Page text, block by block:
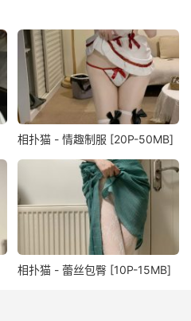
相扑猫 - 情趣制服 [20P-50MB]
相扑猫 - 蕾丝包臀 [10P-15MB]